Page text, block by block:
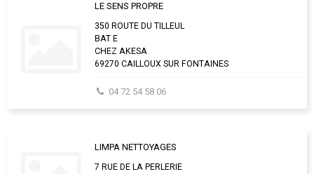
LE SENS PROPRE
350 ROUTE DU TILLEUL
BAT E
CHEZ AKESA
69270 CAILLOUX SUR FONTAINES
04 72 54 58 06
LIMPA NETTOYAGES
7 RUE DE LA PERLERIE